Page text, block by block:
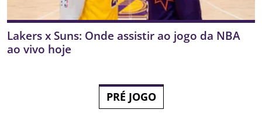
Lakers x Suns: Onde assistir ao jogo da NBA
ao vivo hoje
PRÉ JOGO